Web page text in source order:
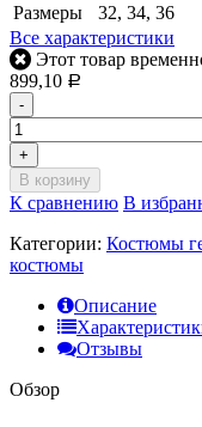
Размеры
32, 34, 36
Все характеристики
Этот товар
899,10 Р
-
+
В корзину
К сравнению В
Категории: Костюмы
костюмы
Описание
Отзывы
Обзор